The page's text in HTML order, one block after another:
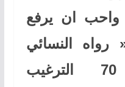
واحب ان يرفع
رواه النسائي
كتاب الصيام باب 70 الترغيب